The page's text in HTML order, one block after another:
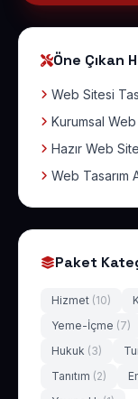
Öne Çıkan
Web Sitesi
Kurumsal Web
Hazır Web
Web Tasarım
Paket
Hizmet (10)
Yeme-İçme (7)
Hukuk (3)
Tanıtım (2)